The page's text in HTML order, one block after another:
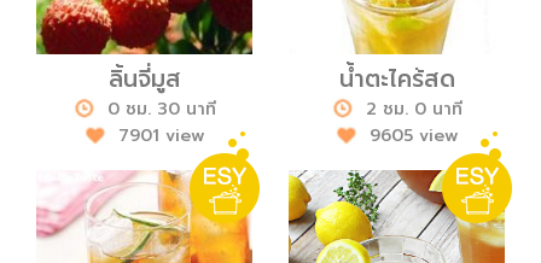
ลิ้นจี่มูส
0 ชม. 30 นาที
7901 view
น้ำตะไคร้สด
2 ชม. 0 นาที
9605 view